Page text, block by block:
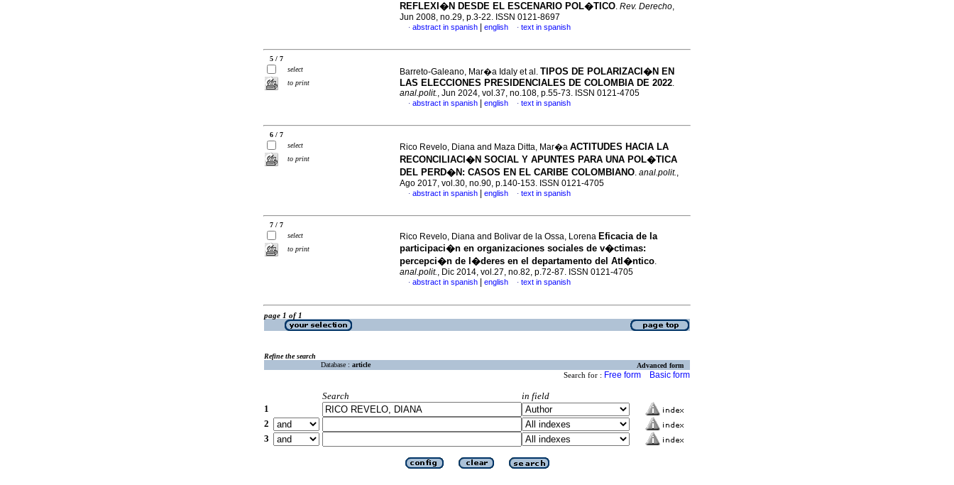
REFLEXI�N DESDE EL ESCENARIO POL�TICO. Rev. Derecho,
Jun 2008, no.29, p.3-22. ISSN 0121-8697
· abstract in spanish english · text in spanish
5 / 7
select
to print
Barreto-Galeano, Mar�a Idaly et al. TIPOS DE POLARIZACI�N EN
LAS ELECCIONES PRESIDENCIALES DE COLOMBIA DE 2022.
anal.polit., Jun 2024, vol.37, no.108, p.55-73. ISSN 0121-4705
· abstract in spanish english · text in spanish
6 / 7
select
to print
Rico Revelo, Diana and Maza Ditta, Mar�a ACTITUDES HACIA LA
RECONCILIACI�N SOCIAL Y APUNTES PARA UNA POL�TICA
DEL PERD�N: CASOS EN EL CARIBE COLOMBIANO. anal.polit.,
Ago 2017, vol.30, no.90, p.140-153. ISSN 0121-4705
· abstract in spanish english · text in spanish
7 / 7
select
to print
Rico Revelo, Diana and Bolivar de la Ossa, Lorena Eficacia de la
participaci�n en organizaciones sociales de v�ctimas:
percepci�n de l�deres en el departamento del Atl�ntico.
anal.polit., Dic 2014, vol.27, no.82, p.72-87. ISSN 0121-4705
· abstract in spanish english · text in spanish
page 1 of 1
Refine the search
Database : article Advanced form
Search for : Free form Basic form
Search
in field
1
2
3